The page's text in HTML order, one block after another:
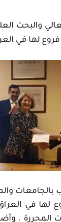
والبحث
فروع لها في
لها في
المحررة .